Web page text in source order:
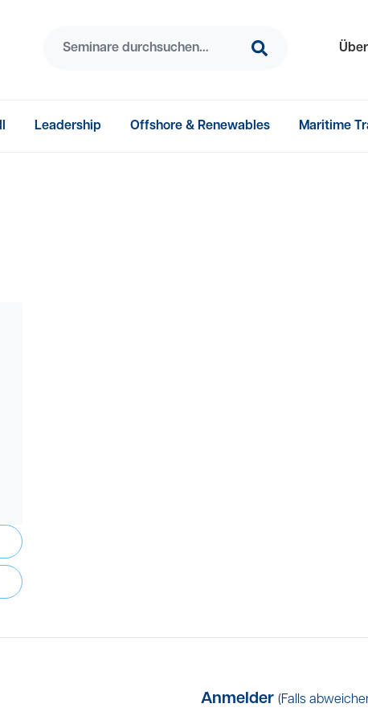
Seminare
Leadership Offshore & Renewables Maritime
Anmelder (Falls